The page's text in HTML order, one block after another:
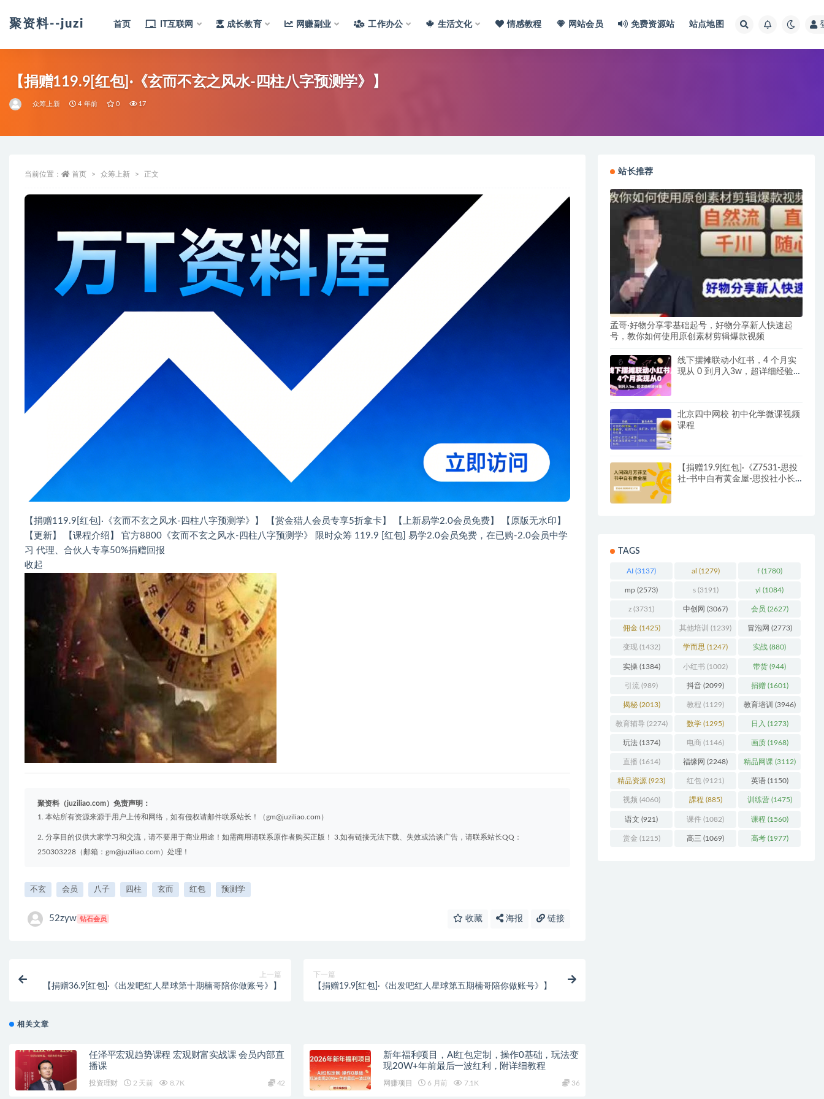
聚资料--juziliao.com--全网资料整合平台
首页 IT互联网 成长教育 网赚副业 工作办公 生活文化 情感教程 网站会员 免费资源站 站点地图
【捐赠119.9[红包]·《玄而不玄之风水-四柱八字预测学》】
众筹上新 4 年前 0 17
当前位置： 首页 众筹上新 正文
【捐赠119.9[红包]·《玄而不玄之风水-四柱八字预测学》】 【赏金猎人会员专享5折拿卡】 【上新易学2.0会员免费】 【原版无水印】
【更新】 【课程介绍】 官方8800《玄而不玄之风水-四柱八字预测学》 限时众筹 119.9 [红包] 易学2.0会员免费，在已购-2.0会员中学
习 代理、合伙人专享50%捐赠回报
收起
聚资料（juziliao.com）免责声明：
1. 本站所有资源来源于用户上传和网络，如有侵权请邮件联系站长！（gm@juziliao.com）
2. 分享目的仅供大家学习和交流，请不要用于商业用途！如需商用请联系原作者购买正版！ 3.如有链接无法下载、失效或洽谈广告，请联系站长QQ：
250303228（邮箱：gm@juziliao.com）处理！
不玄 会员 八子 四柱 玄而 红包 预测学
52zyw 钻石会员 收藏 海报 链接
上一篇
【捐赠36.9[红包]·《出发吧红人星球第十期楠哥陪你做账号》】
下一篇
【捐赠19.9[红包]·《出发吧红人星球第五期楠哥陪你做账号》】
相关文章
任泽平宏观趋势课程 宏观财富实战课 会员内部直
播课
投资理财 2 天前 8.7K 42
新年福利项目，AI红包定制，操作0基础，玩法变
现20W+年前最后一波红利，附详细教程
网赚项目 6 月前 7.1K 36
站长推荐
孟哥·好物分享零基础起号，好物分享新人快速起
号，教你如何使用原创素材剪辑爆款视频
线下摆摊联动小红书，4 个月实
现从 0 到月入3w，超详细经验分
北京四中网校 初中化学微课视频
课程
【捐赠19.9[红包]·《Z7531-思投
社-书中自有黄金屋-思投社小长
TAGS
AI (3137) al (1279) f(1780)
mp (2573) s(3191) yl (1084)
z (3731) 中创网 (3067) 会员 (2627)
佣金(1425) 其他培训 (1239) 冒泡网 (2773)
变现(1432) 学而思 (1247) 实战 (880)
实操(1384) 小红书 (1002) 带货 (944)
引流 (989) 抖音 (2099) 捐赠(1601)
揭秘(2013) 教程 (1129) 教育培训 (3946)
教育辅导 (2274) 数学 (1295) 日入 (1273)
玩法(1374) 电商 (1146) 画质(1968)
直播 (1614) 福缘网 (2248) 精品网课(3112)
精品资源 (923) 红包 (9121) 英语(1150)
视频 (4060) 課程 (885) 训练营(1475)
语文 (921) 课件 (1082) 课程 (1560)
赏金 (1215) 高三 (1069) 高考(1977)
1、建议登录下单，可随时再次查看下载地址。部分手机浏览器支付后无法
自动跳转显示下载地址！需联系客服发送！
2、部分资料仅登录可见！
3、如遇到百度网盘链接失效了，记得在链接下方提交工单，一般会当天进